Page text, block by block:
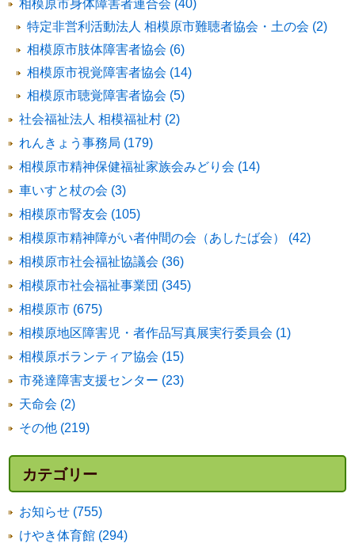
相模原市身体障害者連合会 (40)
特定非営利活動法人 相模原市難聴者協会・土の会 (2)
相模原市肢体障害者協会 (6)
相模原市視覚障害者協会 (14)
相模原市聴覚障害者協会 (5)
社会福祉法人 相模福祉村 (2)
れんきょう事務局 (179)
相模原市精神保健福祉家族会みどり会 (14)
車いすと杖の会 (3)
相模原市腎友会 (105)
相模原市精神障がい者仲間の会（あしたば会） (42)
相模原市社会福祉協議会 (36)
相模原市社会福祉事業団 (345)
相模原市 (675)
相模原地区障害児・者作品写真展実行委員会 (1)
相模原ボランティア協会 (15)
市発達障害支援センター (23)
天命会 (2)
その他 (219)
カテゴリー
お知らせ (755)
けやき体育館 (294)